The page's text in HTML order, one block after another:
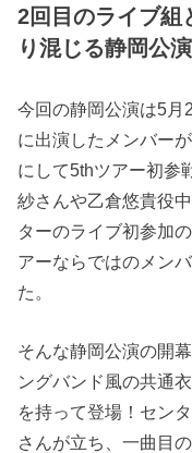
2回目のライブ組
り混じる静岡公
今回の静岡公演は5月
に出演したメンバー
にして5thツアー初参
紗さんや乙倉悠貴役
ターのライブ初参加
アーならではのメン
た。
そんな静岡公演の開
ングバンド風の共通
を持って登場！セン
さんが立ち、一曲目